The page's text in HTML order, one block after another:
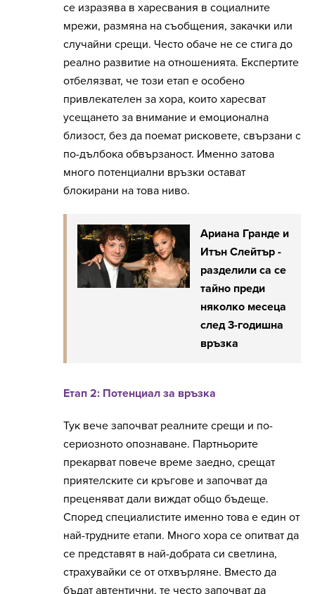
се изразява в харесвания в социалните
мрежи, размяна на съобщения, закачки или
случайни срещи. Често обаче не се стига до
реално развитие на отношенията. Експертите
отбелязват, че този етап е особено
привлекателен за хора, които харесват
усещането за внимание и емоционална
близост, без да поемат рисковете, свързани с
по-дълбока обвързаност. Именно затова
много потенциални връзки остават
блокирани на това ниво.
Ариана Гранде и
Итън Слейтър -
разделили са се
тайно преди
няколко месеца
след 3-годишна
връзка
Етап 2: Потенциал за връзка
Тук вече започват реалните срещи и по-
сериозното опознаване. Партньорите
прекарват повече време заедно, срещат
приятелските си кръгове и започват да
преценяват дали виждат общо бъдеще.
Според специалистите именно това е един от
най-трудните етапи. Много хора се опитват да
се представят в най-добрата си светлина,
страхувайки се от отхвърляне. Вместо да
бъдат автентични, те често започват да